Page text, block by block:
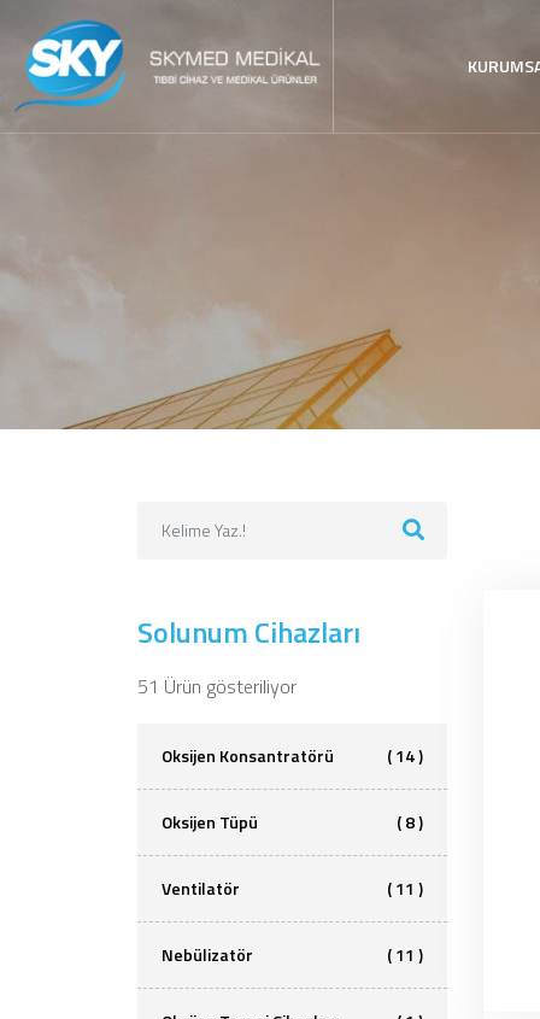
Solunum Cihazları
51 Ürün gösteriliyor
Oksijen Konsantratörü ( 14 )
Oksijen Tüpü ( 8 )
Ventilatör ( 11 )
Nebülizatör ( 11 )